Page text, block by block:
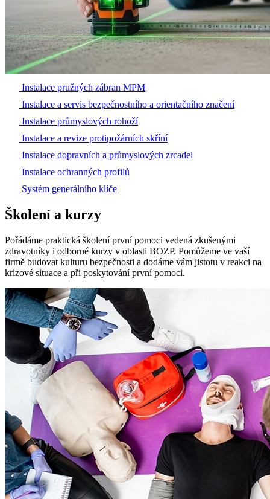
Instalace pružných zábran MPM
Instalace a servis bezpečnostního a orientačního značení
Instalace průmyslových rohoží
Instalace a revize protipožárních skříní
Instalace dopravních a průmyslových zrcadel
Instalace ochranných profilů
Systém generálního klíče
Školení a kurzy
Pořádáme praktická školení první pomoci vedená zkušenými
zdravotníky i odborné kurzy v oblasti BOZP. Pomůžeme ve vaší
firmě budovat kulturu bezpečnosti a dodáme vám jistotu v reakci na
krizové situace a při poskytování první pomoci.